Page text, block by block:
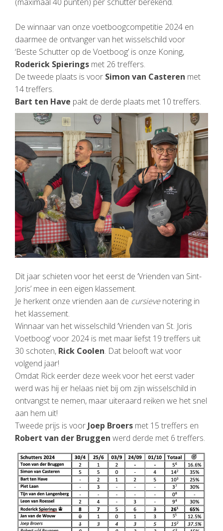
De winnaar van onze voetboogcompetitie 2024 en
daarmee de ontvanger van het wisselschild voor
‘Beste Schutter op de Voetboog’ is onze Koning,
Roderick Spierings met 26 treffers.
De tweede plaats is voor Simon van Casteren met
14 treffers.
Bart ten Have pakt de derde plaats met 10 treffers.
Dit jaar schieten voor het eerst de ‘Vrienden van Sint-
Joris’ mee in een eigen klassement.
Je herkent onze vrienden aan de cursievenotering in
het klassement.
Winnaar van het wisselschild ‘Vrienden van St. Joris
Voetboog’ voor 2024 is met maar liefst 19 treffers uit
30 schoten, Rick Coolen. Dat belooft wat voor
volgend jaar!
Omdat Rick eerder deze week voor het eerst vader
werd was hij er helaas niet bij om zijn wisselschild in
ontvangst te nemen, maar uiteraard reiken we het snel
aan hem uit!
Tweede prijs is voor Joep Broers met 15 treffers en
Robert van der Bruggen werd derde met 6 treffers.